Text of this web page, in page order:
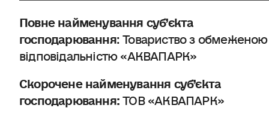
Повненайменування суб’єкта
господарювання: Товариство з обмеженою
відповідальністю «АКВАПАРК»
Скорочене найменування суб’єкта
господарювання:ТОВ «АКВАПАРК»